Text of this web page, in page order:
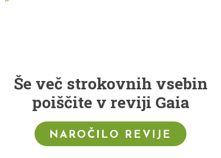
Še več strokovnih vsebin
poiščite v reviji Gaia
NAROČILO REVIJE